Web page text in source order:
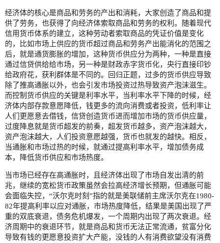
经济体的核心是商品和劳务的产出和消耗，大家创造了商品和提
供了劳务，也获得了向经济体索取商品和劳务的权利。随着现代
信用货币体系的建立，这种劳动者索取商品的凭证价值是变化
的，比如市场上供应的货币超过商品和劳务产出能消化的范围之
后，就是通货膨胀的增加，这种货币供应分为两种，一种是直接
通过信贷供给给市场，另一种是财政赤字货币化，央行直接印钞
给政府花，获利群体是不同的。回归正题，过多的货币供应导致
除了推高通胀以外，也会引发市场投资过热导致资产泡沫滋生。
而控制货币供应的关键是利率水平，当利率水平下降的时候，经
济体内部存款意愿降低，钱更多的流向消费或者投资，低利率让
人们更愿意去借钱，信贷创造货币进而增加市场的货币供应量，
过度降息就是货币超发的前奏，超发货币越多，资产泡沫越大，
资产泡沫越大，人们投资意愿越强，货币也就发的越快。相反，
当通胀和市场过热的时候，就通过提高利率水平，增加债务成
本，降低货币供应和市场热度。
当市场已经存在高通胀时，且经济体出现了市场自发出清的前
兆，继续的宽松货币政策虽然会拉高经济增长预期，但通胀可能
会面临失控，“沃尔克时刻”指的就是美联储前主席沃尔克在1980-
82年提高利率以应对通胀，市场热度降低，结果是美国出现了严
重的双底衰退，债务危机爆发，一个周期内出现了两次衰退。经
济周期中的衰退环节，就是商品和货币无法正常流通，贫富分化
导致有钱的更愿意投资扩大产能，没钱的人有消费欲望没有消费